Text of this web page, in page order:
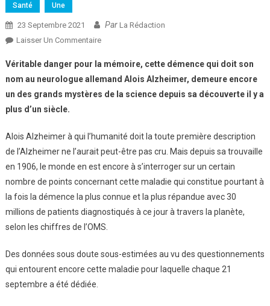
Santé Une
23 Septembre 2021 Par La Rédaction
Laisser Un CommentaireSur
Cette
Maladie
Aux
Véritable danger pour la mémoire, cette démence qui doit son
nom au neurologueallemand Alois Alzheimer, demeure encore
un des grands mystères de la science depuis sa découverte il y a
plus d’un siècle.
Alois Alzheimer à qui l’humanité doit la toute première description
de l’Alzheimer ne l’aurait peut-être pas cru. Mais depuis sa trouvaille
en 1906, le monde en est encore à s’interroger sur un certain
nombre de points concernant cette maladie qui constitue pourtant à
la fois la démence la plus connue et la plus répandue avec 30
millions de patients diagnostiqués à ce jour à travers la planète,
selon les chiffres de l’OMS.
Des données sous doute sous-estimées au vu des questionnements
qui entourent encore cette maladie pour laquelle chaque 21
septembre a été dédiée.